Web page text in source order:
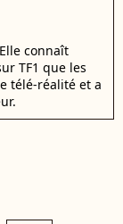
connaît
TF1 que les
télé-réalité et a